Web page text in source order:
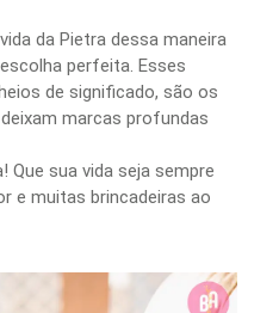
da Pietra dessa maneira
perfeita. Esses
de significado, são os
marcas profundas
Que sua vida seja sempre
e muitas brincadeiras ao